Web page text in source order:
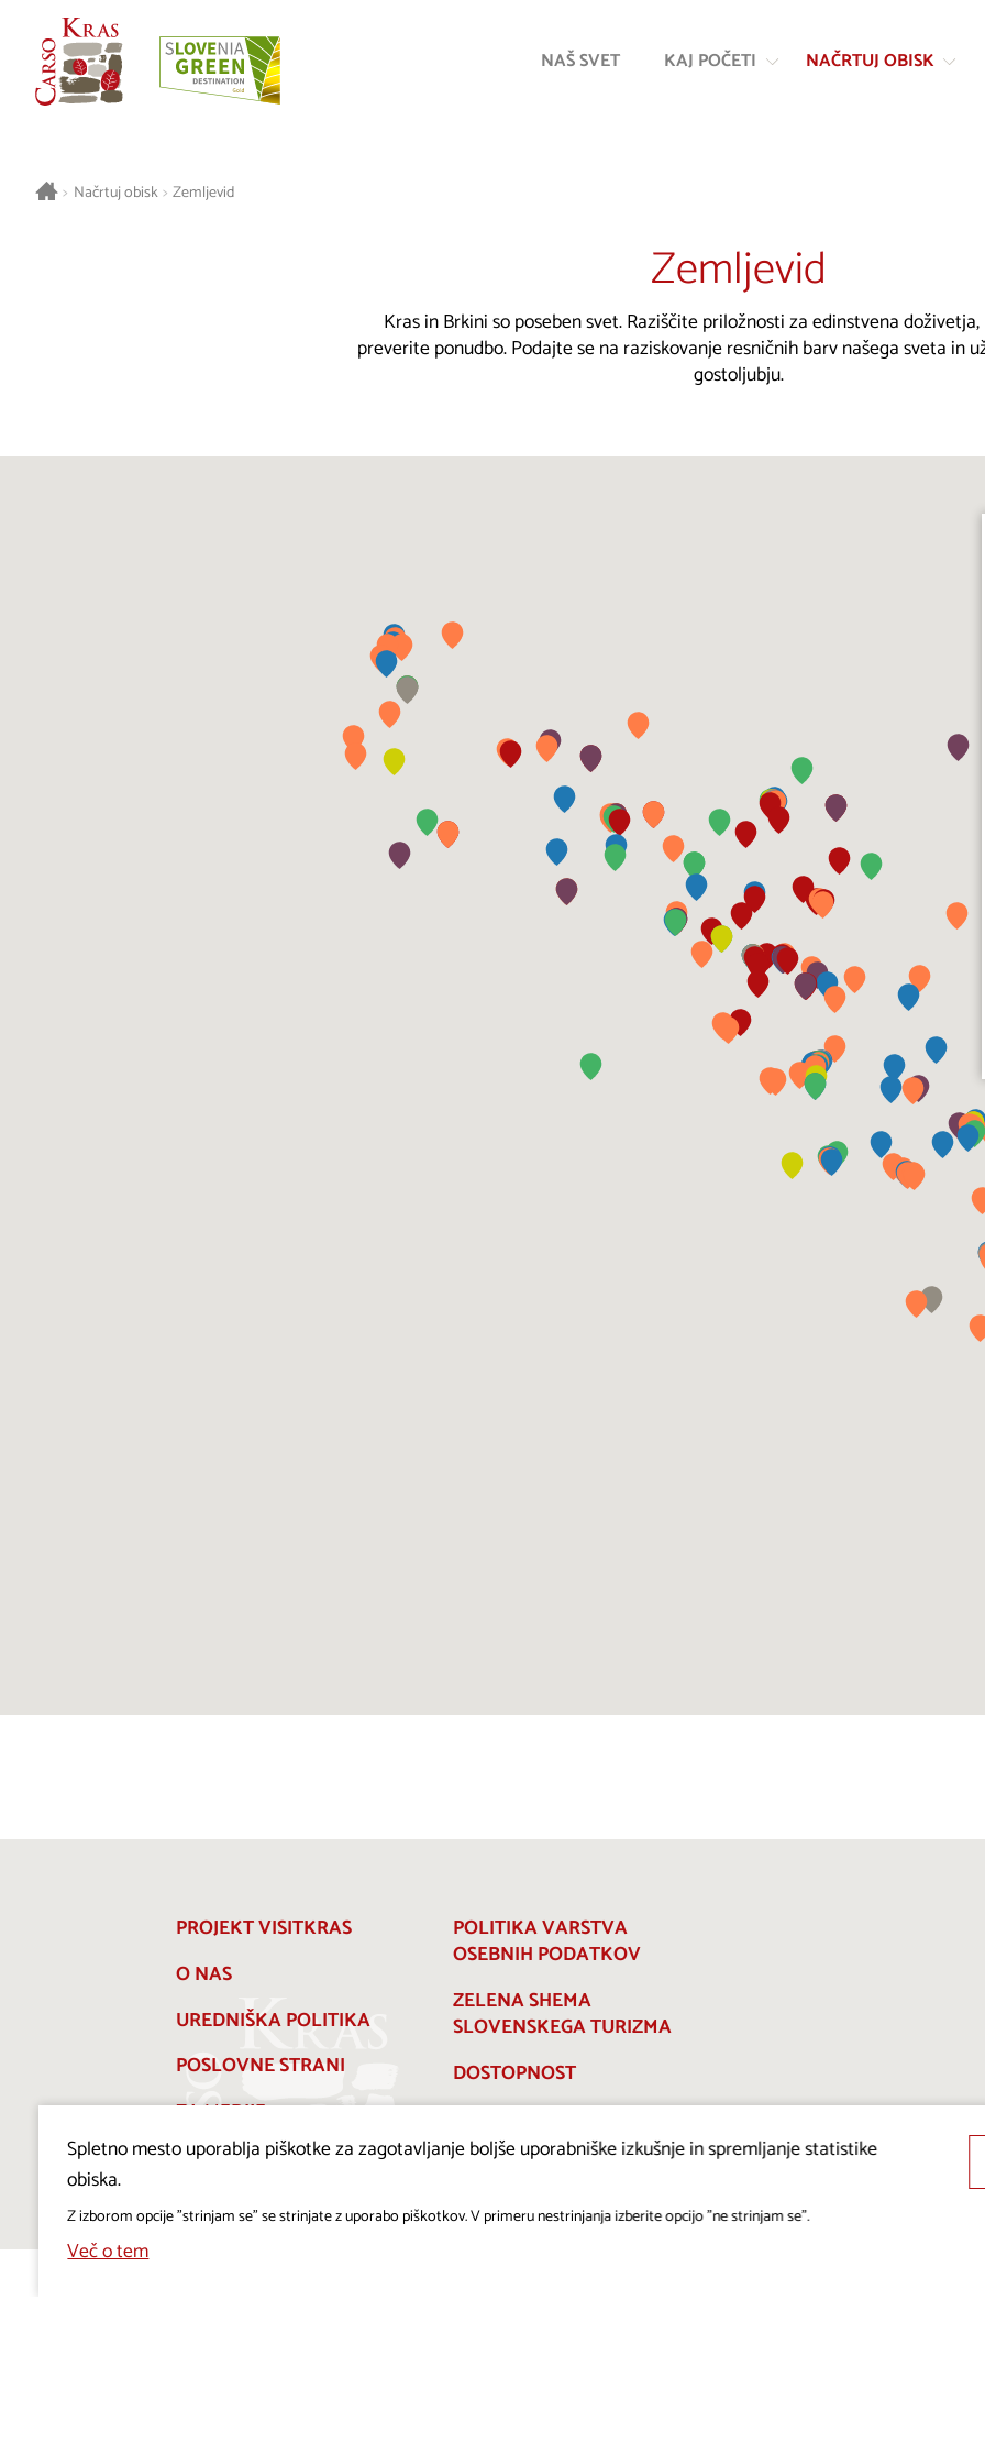
vsebino
NAŠ SVET KAJ POČETI NAČRTUJ OBISK
> Načrtuj obisk > Zemljevid
Zemljevid
Kras in Brkini so poseben svet. Raziščite priložnosti za edinstvena
preverite ponudbo. Podajte se na raziskovanje resničnih barv našega sveta in
gostoljubju.
PROJEKT VISITKRAS
O NAS
UREDNIŠKA POLITIKA
POSLOVNE STRANI
ZA MEDIJE
PRAVILNIK O PIŠKOTKIH
POLITIKA VARSTVA
OSEBNIH PODATKOV
ZELENA SHEMA
SLOVENSKEGA TURIZMA
DOSTOPNOST
Spletno mesto uporablja piškotke za zagotavljanje boljše uporabniške izkušnje in spremljanje statistike
obiska.
Z izborom opcije "strinjam se" se strinjate z uporabo piškotkov. V primeru nestrinjanja izberite opcijo "ne strinjam se".
Več o tem